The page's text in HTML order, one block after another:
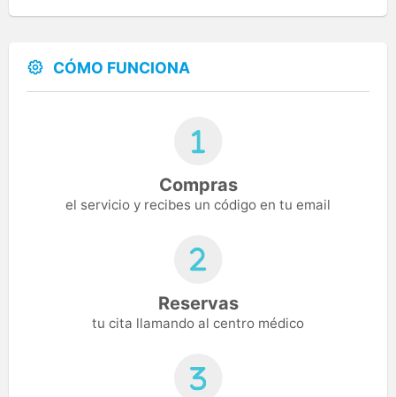
CÓMO FUNCIONA
Compras
el servicio y recibes un código en tu email
Reservas
tu cita llamando al centro médico